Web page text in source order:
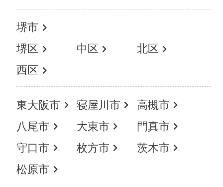
堺市
堺区
中区
北区
西区
東大阪市 寝屋川市
高槻市
八尾市
大東市
門真市
守口市
枚方市
茨木市
松原市